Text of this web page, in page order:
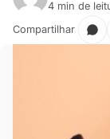
4 min de
Compartilhar